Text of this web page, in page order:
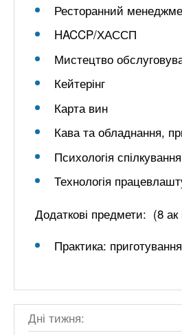
Ресторанний
HACCP/ХАССП
Мистецтво
Кейтерінг
Карта вин
Кава та обладнання,
Психологія
Технологія
Додаткові предмети: (8 ак
Практика:
Дні тижня: